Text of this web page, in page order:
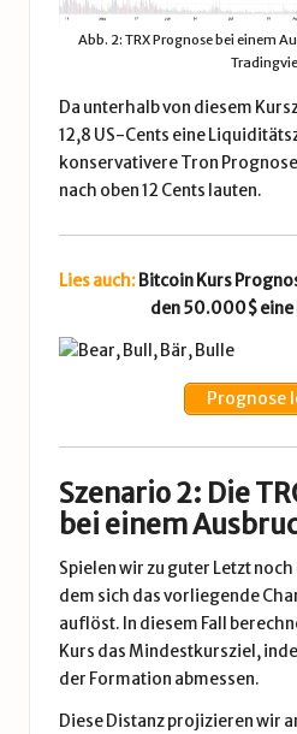
Abb. 2: TRX Prognose bei einem
Da unterhalb von diesem
12,8 US-Cents eine
konservativere Tron
nach oben 12 Cents lauten.
Lies auch: Bitcoin Kurs
den 50.000$ eine
Prognose
Szenario 2: Die
bei einem
Spielen wir zu guter Letzt
dem sich das vorliegende
auflöst. In diesem Fall
Kurs das Mindestkursziel,
der Formation abmessen.
Diese Distanz projizieren wir